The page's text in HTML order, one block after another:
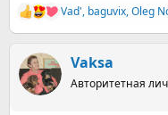
Р
е
к
ц
и
Vad', baguvix,Oleg
Vaksa
Авторитетная